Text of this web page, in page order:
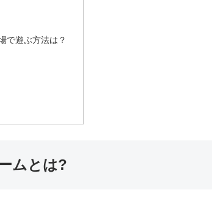
で遊ぶ方法は？
ムとは?